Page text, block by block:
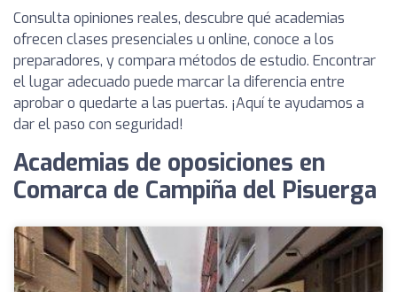
Consulta opiniones reales, descubre qué academias
ofrecen clases presenciales u online, conoce a los
preparadores, y compara métodos de estudio. Encontrar
el lugar adecuado puede marcar la diferencia entre
aprobar o quedarte a las puertas. ¡Aquí te ayudamos a
dar el paso con seguridad!
Academias de oposiciones en
Comarca de Campiña del Pisuerga